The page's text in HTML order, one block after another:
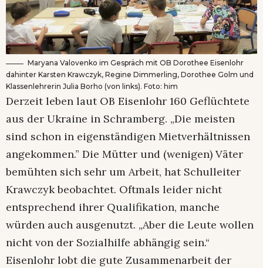
Maryana Valovenko im Gespräch mit OB Dorothee Eisenlohr
dahinter Karsten Krawczyk, Regine Dimmerling, Dorothee Golm und
Klassenlehrerin Julia Borho (von links). Foto: him
Derzeit leben laut OB Eisenlohr 160 Geflüchtete
aus der Ukraine in Schramberg. „Die meisten
sind schon in eigenständigen Mietverhältnissen
angekommen.” Die Mütter und (wenigen) Väter
bemühten sich sehr um Arbeit, hat Schulleiter
Krawczyk beobachtet. Oftmals leider nicht
entsprechend ihrer Qualifikation, manche
würden auch ausgenutzt. „Aber die Leute wollen
nicht von der Sozialhilfe abhängig sein.“
Eisenlohr lobt die gute Zusammenarbeit der